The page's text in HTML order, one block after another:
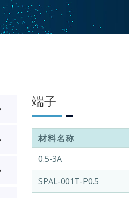
端子
材料名称
0.5-3A
SPAL-001T-P0.5